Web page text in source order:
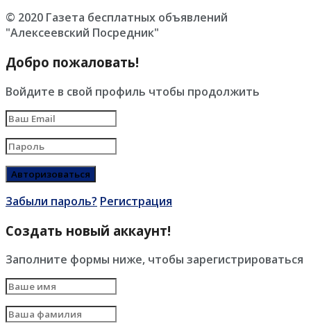
© 2020 Газета бесплатных объявлений
"Алексеевский Посредник"
Добро пожаловать!
Войдите в свой профиль чтобы продолжить
Забыли пароль? Регистрация
Создать новый аккаунт!
Заполните формы ниже, чтобы зарегистрироваться